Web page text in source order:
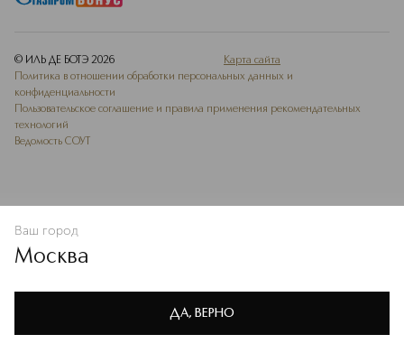
Политике конфиденциальности
В КОРЗИНУ
© ИЛЬ ДЕ БОТЭ 2026
Карта сайта
Политика в отношении обработки персональных данных и
конфиденциальности
Пользовательское соглашение и правила применения рекомендательных
технологий
Ведомость СОУТ
Ваш город
Москва
ДА, ВЕРНО